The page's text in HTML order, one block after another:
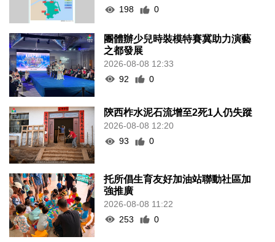
198
0
團體辦少兒時裝模特賽冀助力演藝
之都發展
2026-08-08 12:33
92
0
陝西柞水泥石流增至2死1人仍失蹤
2026-08-08 12:20
93
0
托所倡生育友好加油站聯動社區加
強推廣
2026-08-08 11:22
253
0